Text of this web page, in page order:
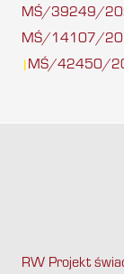
MŚ/39249/
MŚ/14107/
MŚ/42450/
RW Projekt